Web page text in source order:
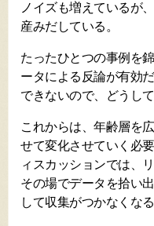
ノイズも増えているが
産みだしている。
たったひとつの事例を
ータによる反論が有効
できないので、どうし
これからは、年齢層を
せて変化させていく必
ィスカッションでは、
その場でデータを拾い
して収集がつかなくな